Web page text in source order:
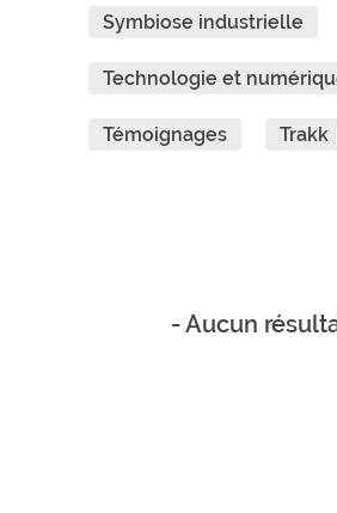
Symbiose industrielle
Technologie et
Témoignages Trakk
- Aucun